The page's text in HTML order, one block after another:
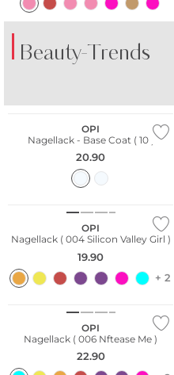
Beauty-Trends
AMALFI
OPI
Nagellack - Base Coat ( 10 )
20.90
OPI
Nagellack ( 004 Silicon Valley Girl )
19.90
+ 2
OPI
Nagellack ( 006 Nftease Me )
22.90